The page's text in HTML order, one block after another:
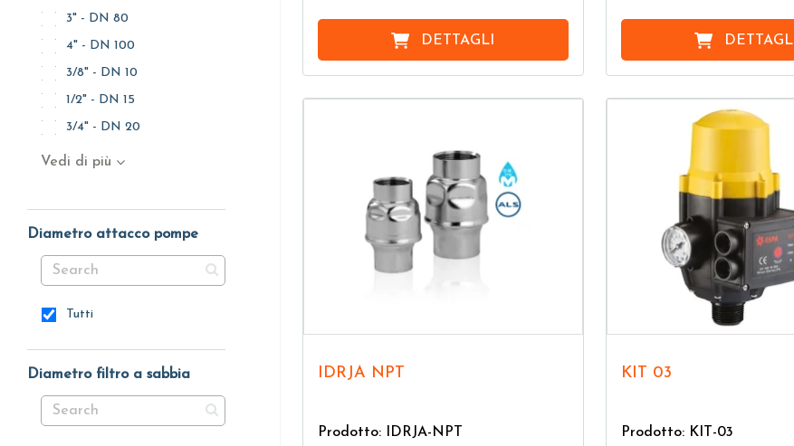
3" - DN 80
4" - DN 100
3/8" - DN 10
1/2" - DN 15
3/4" - DN 20
Vedi di più
Diametro attacco pompe
Tutti
Diametro filtro a sabbia
DETTAGLI DETTAGLI
IDRJA NPT
Prodotto: IDRJA-NPT
KIT 03
Prodotto: KIT-03